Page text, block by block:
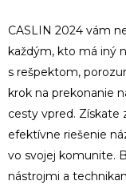
CASLIN 2024 vám
každým, kto má iný
s rešpektom,
krok na prekonanie
cesty vpred. Získate
efektívne riešenie
vo svojej komunite.
nástrojmi a